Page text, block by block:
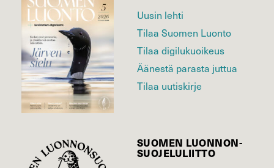
Uusin lehti
Tilaa Suomen Luonto
Tilaa digilukuoikeus
Äänestä parasta juttua
Tilaa uutiskirje
SUOMEN LUONNON­
SUOJELU­LIITTO